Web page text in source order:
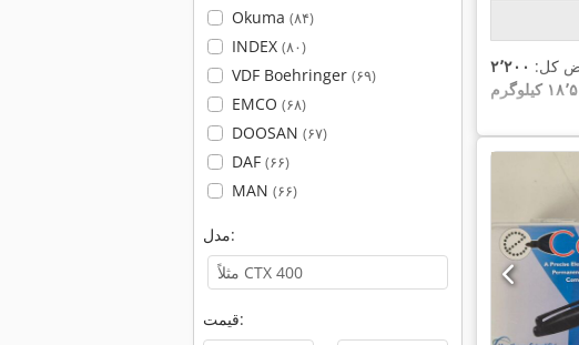
Okuma (۸۴)
INDEX (۸۰)
VDF Boehringer (۶۹)
EMCO (۶۸)
DOOSAN (۶۷)
DAF (۶۶)
MAN (۶۶)
مدل:
قیمت:
کل: ۲٬۲۰۰
کیلوگرم